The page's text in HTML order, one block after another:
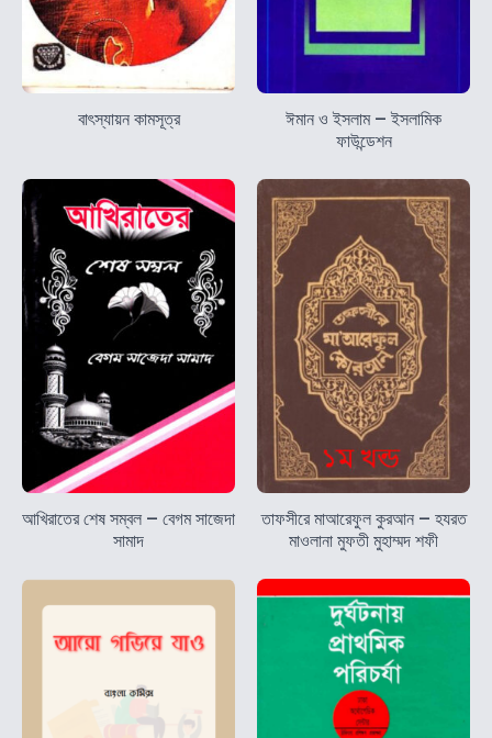
বাৎস্যায়ন কামসূত্র
ঈমান ও ইসলাম – ইসলামিক
ফাউন্ডেশন
আখিরাতের শেষ সম্বল – বেগম সাজেদা
সামাদ
তাফসীরে মাআরেফুল কুরআন – হযরত
মাওলানা মুফতী মুহাম্মদ শফী